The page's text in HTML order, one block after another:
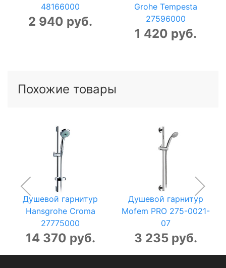
48166000
2 940 руб.
Grohe Tempesta
27596000
1 420 руб.
Похожие товары
Душевой гарнитур
Hansgrohe Croma
27775000
14 370 руб.
Душевой гарнитур
Mofem PRO 275-0021-
07
3 235 руб.